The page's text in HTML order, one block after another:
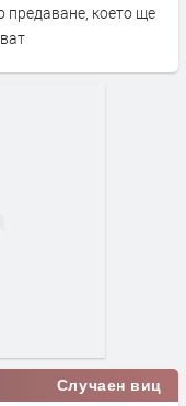
предаване, което ще
Случаен виц